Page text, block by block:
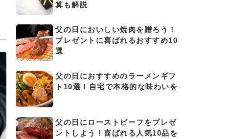
算も解説
父の日においしい焼肉を贈ろう！
プレゼントに喜ばれるおすすめ10
選
父の日におすすめのラーメンギフ
ト10選！自宅で本格的な味わいを
父の日にローストビーフをプレゼ
ントしよう！喜ばれる人気10品を